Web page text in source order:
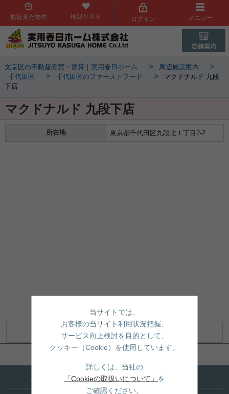
最近見た物件 検討リスト ログイン メニュー
文京区の不動産売買・賃貸｜実用春日ホーム > 周辺施設案内 >
千代田区 > 千代田区のファーストフード >
マクドナルド 九段
下店
マクドナルド 九段下店
所在地 東京都千代田区九段北１丁目2-2
地図アプリで開く
ページトップへ戻る
文京区内に15店舗！売買も賃貸も全店で承ります
当サイトでは、
お客様の当サイト利用状況把握、
サービス向上検討を目的として、
クッキー（Cookie）を使用しています。
詳しくは、当社の
「Cookieの取扱いについて」 を
ご確認ください。